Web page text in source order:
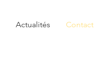
Actualités Contact